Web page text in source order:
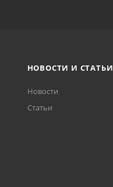
НОВОСТИ И СТАТЬИ
Новости
Статьи